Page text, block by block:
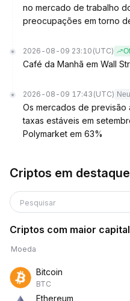
no mercado de trabalho
preocupações em torno
2026-08-09 23:10 (UTC)
Café da Manhã em Wall
2026-08-09 17:43 (UTC)
Os mercados de previsão
taxas estáveis em
Polymarket em 63%
Criptos em destaque
Pesquisar
Criptos com maior
Moeda
Bitcoin
BTC
Ethereum